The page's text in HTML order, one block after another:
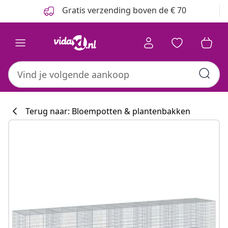
Gratis verzending boven de € 70
Terug naar: Bloempotten & plantenbakken